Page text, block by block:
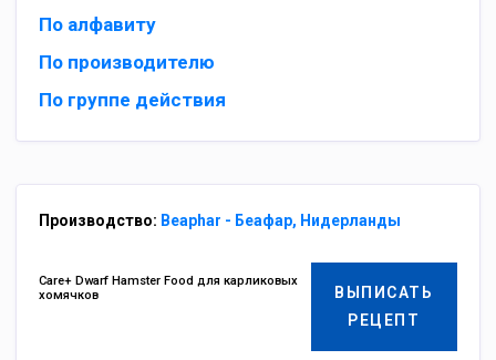
По алфавиту
По производителю
По группе действия
Производство: Beaphar - Беафар, Нидерланды
ВЫПИСАТЬ
РЕЦЕПТ
Care+ Dwarf Hamster Food для карликовых
хомячков